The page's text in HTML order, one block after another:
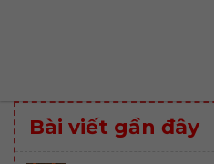
Bài viết gần đây